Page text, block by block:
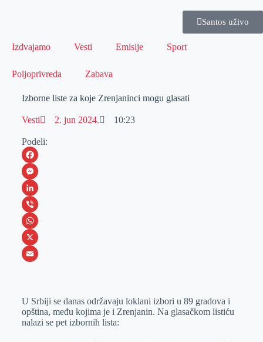
Santos uživo
Izdvajamo Vesti Emisije Sport
Poljoprivreda Zabava
Izborne liste za koje Zrenjaninci mogu glasati
Vesti 2. jun 2024. 10:23
Podeli:
F
a
c
e
b
o
M
e
s
s
e
e
r
L
i
n
k
I
n
V
i
b
W
h
s
A
X
a
i
U Srbiji se danas održavaju loklani izbori u 89 gradova i
opština, među kojima je i Zrenjanin. Na glasačkom listiću
nalazi se pet izbornih lista: